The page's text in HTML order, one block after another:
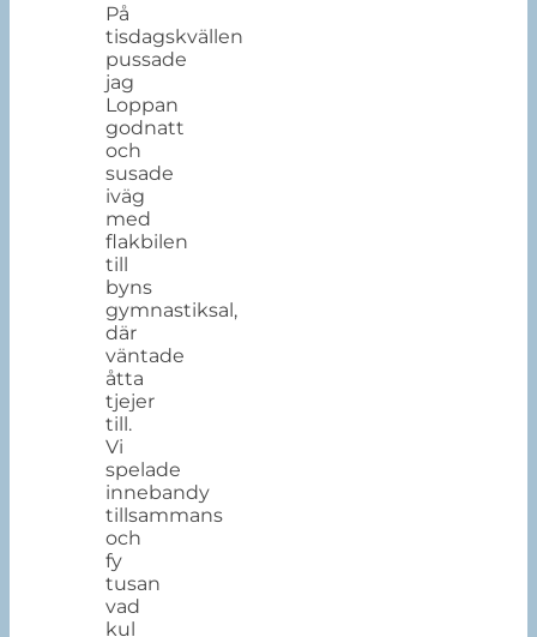
På
tisdagskvällen
pussade
jag
Loppan
godnatt
och
susade
iväg
med
flakbilen
till
byns
gymnastiksal,
där
väntade
åtta
tjejer
till.
Vi
spelade
innebandy
tillsammans
och
fy
tusan
vad
kul